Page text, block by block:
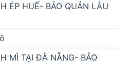
ÉP HUẾ- BẢO QUẢN LÂU
MÌ TẠI ĐÀ NẴNG- BẢO